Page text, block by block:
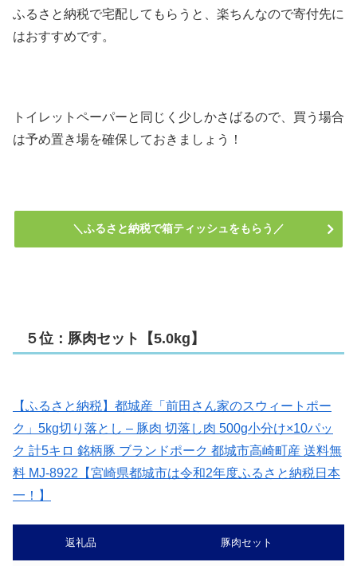
ふるさと納税で宅配してもらうと、楽ちんなので寄付先に
はおすすめです。
トイレットペーパーと同じく少しかさばるので、買う場合
は予め置き場を確保しておきましょう！
＼ふるさと納税で箱ティッシュをもらう／
５位：豚肉セット【5.0kg】
【ふるさと納税】都城産「前田さん家のスウィートポー
ク」5kg切り落とし – 豚肉 切落し肉 500g小分け×10パッ
ク 計5キロ 銘柄豚 ブランドポーク 都城市高崎町産 送料無
料 MJ-8922【宮崎県都城市は令和2年度ふるさと納税日本
一！】
返礼品 豚肉セット